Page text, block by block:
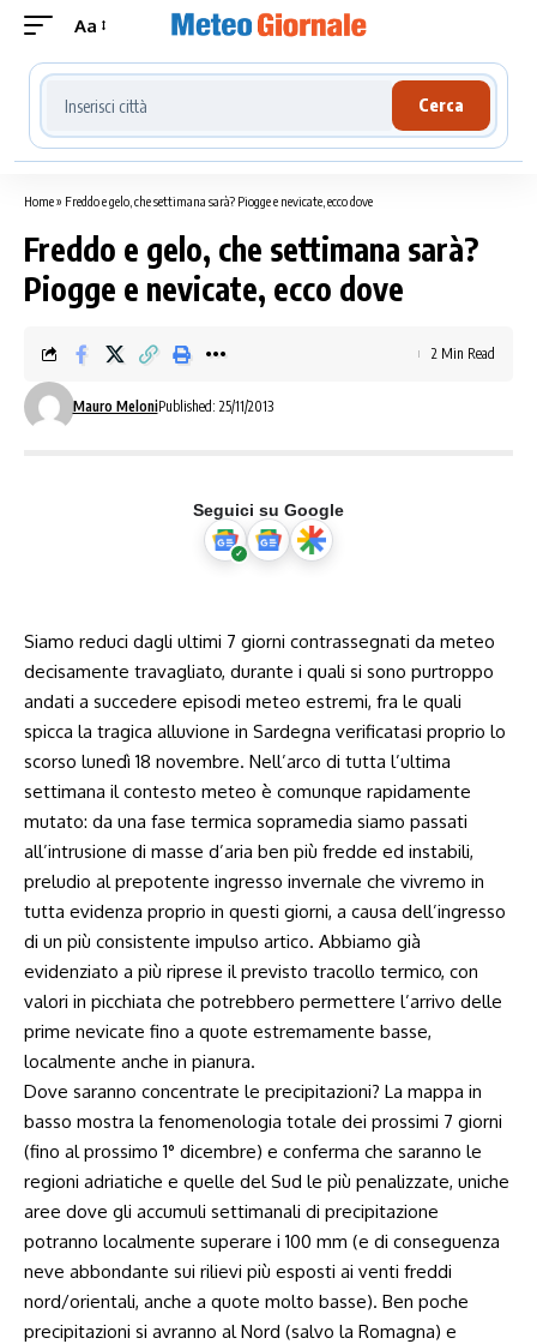
Aa
Cerca località meteo
Cerca
Home» Freddo e gelo, che settimana sarà? Piogge e nevicate, ecco dove
Freddo e gelo, che settimana sarà?
Piogge e nevicate, ecco dove
Mauro MeloniPublished: 25/11/2013
2 Min Read
Seguici su Google
Siamo reduci dagli ultimi 7 giorni contrassegnati da meteo
decisamente travagliato, durante i quali si sono purtroppo
andati a succedere episodi meteo estremi, fra le quali
spicca la tragica alluvione in Sardegna verificatasi proprio lo
scorso lunedì 18 novembre. Nell’arco di tutta l’ultima
settimana il contesto meteo è comunque rapidamente
mutato: da una fase termica sopramedia siamo passati
all’intrusione di masse d’aria ben più fredde ed instabili,
preludio al prepotente ingresso invernale che vivremo in
tutta evidenza proprio in questi giorni, a causa dell’ingresso
di un più consistente impulso artico. Abbiamo già
evidenziato a più riprese ilprevisto tracollo termico, con
valori in picchiata che potrebbero permettere l’arrivo delle
prime nevicate fino a quote estremamente basse,
localmente anche in pianura.
Dove saranno concentrate le precipitazioni? La mappa in
basso mostra la fenomenologia totale dei prossimi 7 giorni
(fino al prossimo 1° dicembre) e conferma che saranno le
regioni adriatiche e quelle del Sud le più penalizzate, uniche
aree dove gli accumuli settimanali di precipitazione
potranno localmente superare i 100 mm (e di conseguenza
neve abbondante sui rilievi più esposti ai venti freddi
nord/orientali, anche a quote molto basse). Ben poche
precipitazioni si avranno al Nord (salvo la Romagna) e